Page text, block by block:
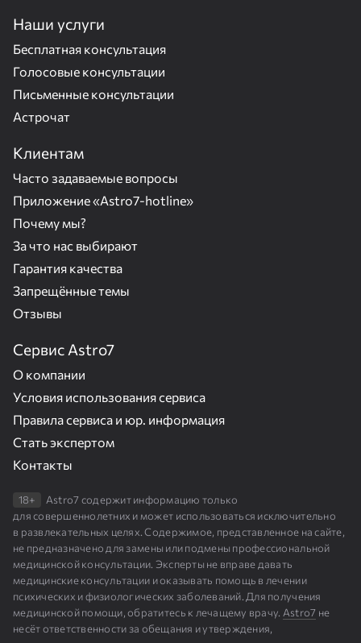
Наши услуги
Бесплатная консультация
Голосовые консультации
Письменные консультации
Астрочат
Клиентам
Часто задаваемые вопросы
Приложение «Astro7-hotline»
Почему мы?
За что нас выбирают
Гарантия качества
Запрещённые темы
Отзывы
Сервис Astro7
О компании
Условия использования сервиса
Правила сервиса и юр. информация
Стать экспертом
Контакты
18+
Astro7 содержит информацию только
для совершеннолетних и может использоваться исключительно
в развлекательных целях. Содержимое, представленное на сайте,
не предназначено для замены или подмены профессиональной
медицинской консультации. Эксперты не вправе давать
медицинские консультации и оказывать помощь в лечении
психических и физиологических заболеваний. Для получения
медицинской помощи, обратитесь к лечащему врачу. Astro7 не
несёт ответственности за обещания и утверждения,